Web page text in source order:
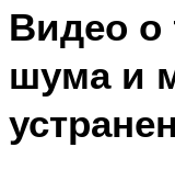
Видео о
шума и